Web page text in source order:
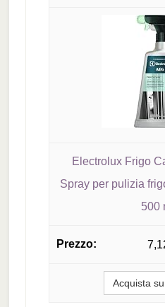
Electrolux Frigo
Spray per pulizia
500
Acquista